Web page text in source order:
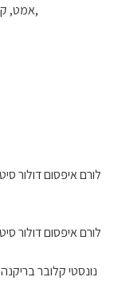
אמט, קונסקטורר אדיפיסינג אלית קונדימנטום קורוס בליקרה,
לורם איפסום דולור
לורם איפסום דולור
נונסטי קלובר